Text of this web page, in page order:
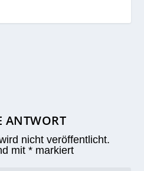
ANTWORT
nicht veröffentlicht.
mit* markiert